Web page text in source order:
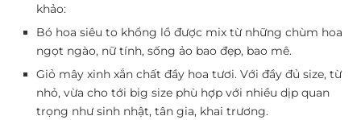
khảo:
Bó hoa siêu to khổng lồ được mix từ những chùm hoa
ngọt ngào, nữ tính, sống ảo bao đẹp, bao mê.
Giỏ mây xinh xắn chất đầy hoa tươi. Với đầy đủ size, từ
nhỏ, vừa cho tới big size phù hợp với nhiều dịp quan
trọng như sinh nhật, tân gia, khai trương.